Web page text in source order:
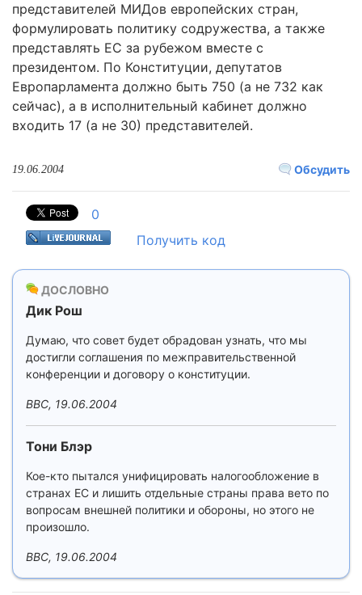
представителей МИДов европейских стран,
формулировать политику содружества, а также
представлять ЕС за рубежом вместе с
президентом. По Конституции, депутатов
Европарламента должно быть 750 (а не 732 как
сейчас), а в исполнительный кабинет должно
входить 17 (а не 30) представителей.
Обсудить
19.06.2004
0
Получить код
ДОСЛОВНО
Дик Рош
Думаю, что совет будет обрадован узнать, что мы
достигли соглашения по межправительственной
конференции и договору о конституции.
BBC, 19.06.2004
Тони Блэр
Кое-кто пытался унифицировать налогообложение в
странах ЕС и лишить отдельные страны права вето по
вопросам внешней политики и обороны, но этого не
произошло.
BBC, 19.06.2004